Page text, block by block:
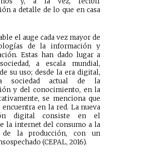
a detalle de lo que en casa
el auge cada vez mayor de
de la información y
Estas han dado lugar a
a escala mundial,
su uso; desde la era digital,
sociedad actual de la
y del conocimiento, en la
se menciona que
encuentra en la red. La nueva
digital consiste en el
la internet del consumo a la
de la producción, con un
(CEPAL, 2016).